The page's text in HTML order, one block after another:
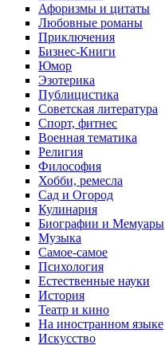
Афоризмы и цитаты
Любовные романы
Приключения
Бизнес-Книги
Юмор
Эзотерика
Публицистика
Советская литература
Спорт, фитнес
Военная тематика
Религия
Философия
Хобби, ремесла
Сад и Огород
Кулинария
Биографии и Мемуары
Музыка
Самое-самое
Психология
Естественные науки
История
Театр и кино
На иностранном языке
Искусство